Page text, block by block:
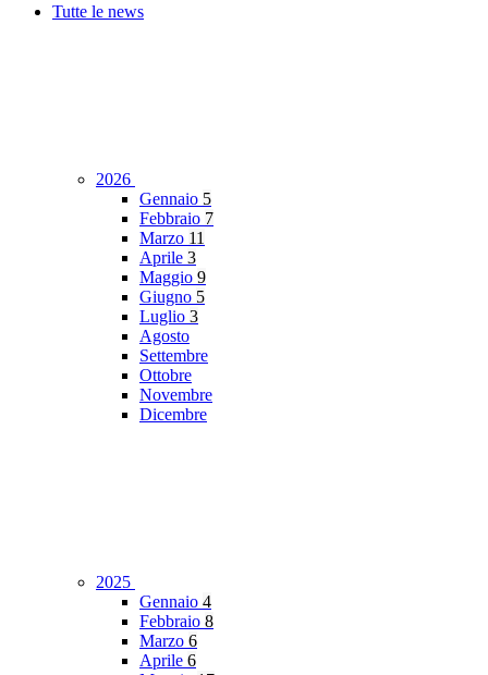
Tutte le news
2026
Gennaio 5
Febbraio 7
Marzo 11
Aprile 3
Maggio 9
Giugno 5
Luglio 3
Agosto
Settembre
Ottobre
Novembre
Dicembre
2025
Gennaio 4
Febbraio 8
Marzo 6
Aprile 6